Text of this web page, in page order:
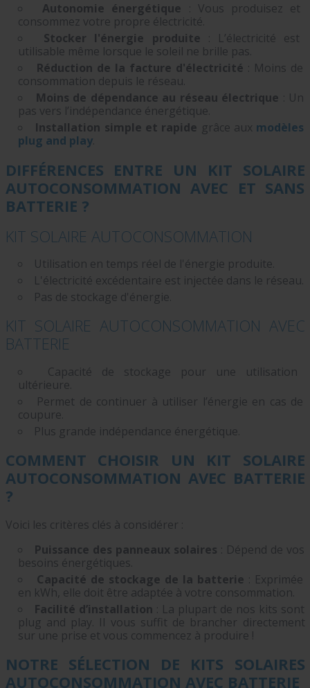
Autonomie énergétique : Vous produisez et
consommez votre propre électricité.
Stocker l'énergie produite : L’électricité est
utilisable même lorsque le soleil ne brille pas.
Réduction de la facture d'électricité : Moins de
consommation depuis le réseau.
Moins de dépendance au réseau électrique : Un
pas vers l’indépendance énergétique.
Installation simple et rapide grâce aux modèles
plug and play.
DIFFÉRENCES ENTRE UN KIT SOLAIRE
AUTOCONSOMMATION AVEC ET SANS
BATTERIE ?
KIT SOLAIRE AUTOCONSOMMATION
Utilisation en temps réel de l'énergie produite.
L'électricité excédentaire est injectée dans le réseau.
Pas de stockage d'énergie.
KIT SOLAIRE AUTOCONSOMMATION AVEC
BATTERIE
Capacité de stockage pour une utilisation
ultérieure.
Permet de continuer à utiliser l’énergie en cas de
coupure.
Plus grande indépendance énergétique.
COMMENT CHOISIR UN KIT SOLAIRE
AUTOCONSOMMATION AVEC BATTERIE
?
Voici les critères clés à considérer :
Puissance des panneaux solaires : Dépend de vos
besoins énergétiques.
Capacité de stockage de la batterie : Exprimée
en kWh, elle doit être adaptée à votre consommation.
Facilité d’installation : La plupart de nos kits sont
plug and play. Il vous suffit de brancher directement
sur une prise et vous commencez à produire !
NOTRE SÉLECTION DE KITS SOLAIRES
AUTOCONSOMMATION AVEC BATTERIE